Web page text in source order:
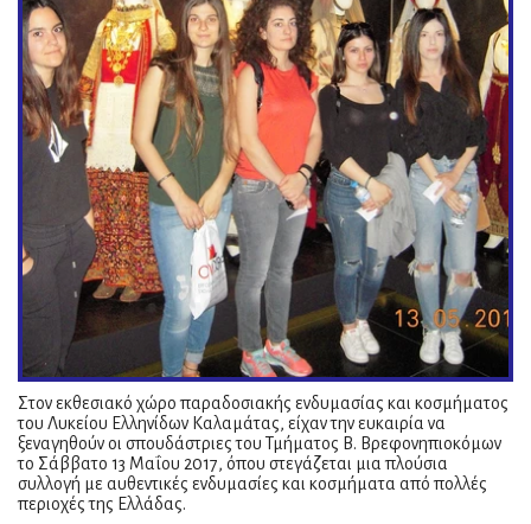
Στον εκθεσιακό χώρο παραδοσιακής ενδυμασίας και κοσμήματος
του Λυκείου Ελληνίδων Καλαμάτας, είχαν την ευκαιρία να
ξεναγηθούν οι σπουδάστριες του Τμήματος Β. Βρεφονηπιοκόμων
το Σάββατο 13 Μαΐου 2017, όπου στεγάζεται μια πλούσια
συλλογή με αυθεντικές ενδυμασίες και κοσμήματα από πολλές
περιοχές της Ελλάδας.